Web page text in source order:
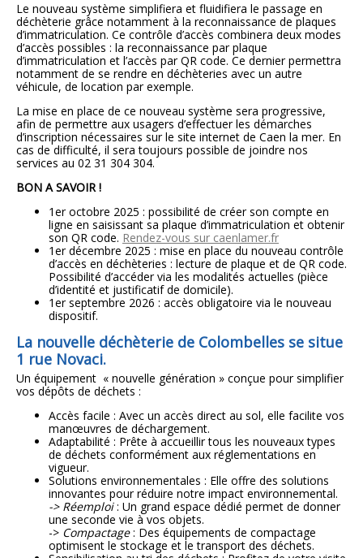
Le nouveau système simplifiera et fluidifiera le passage en
déchèterie grâce notamment à la reconnaissance de plaques
d’immatriculation. Ce contrôle d’accès combinera deux modes
d’accès possibles : la reconnaissance par plaque
d’immatriculation et l’accès par QR code. Ce dernier permettra
notamment de se rendre en déchèteries avec un autre
véhicule, de location par exemple.
La mise en place de ce nouveau système sera progressive,
afin de permettre aux usagers d’effectuer les démarches
d’inscription nécessaires sur le site internet de Caen la mer. En
cas de difficulté, il sera toujours possible de joindre nos
services au 02 31 304 304.
BON A SAVOIR !
1er octobre 2025 : possibilité de créer son compte en
ligne en saisissant sa plaque d’immatriculation et obtenir
son QR code. Rendez-vous sur caenlamer.fr
1er décembre 2025 : mise en place du nouveau contrôle
d’accès en déchèteries : lecture de plaque et de QR code.
Possibilité d’accéder via les modalités actuelles (pièce
d’identité et justificatif de domicile).
1er septembre 2026 : accès obligatoire via le nouveau
dispositif.
La nouvelle déchèterie de Colombelles se situe
1 rue Novaci.
Un équipement « nouvelle génération » conçue pour simplifier
vos dépôts de déchets :
Accès facile : Avec un accès direct au sol, elle facilite vos
manœuvres de déchargement.
Adaptabilité : Prête à accueillir tous les nouveaux types
de déchets conformément aux réglementations en
vigueur.
Solutions environnementales : Elle offre des solutions
innovantes pour réduire notre impact environnemental.
-> Réemploi: Un grand espace dédié permet de donner
une seconde vie à vos objets.
-> Compactage: Des équipements de compactage
optimisent le stockage et le transport des déchets.